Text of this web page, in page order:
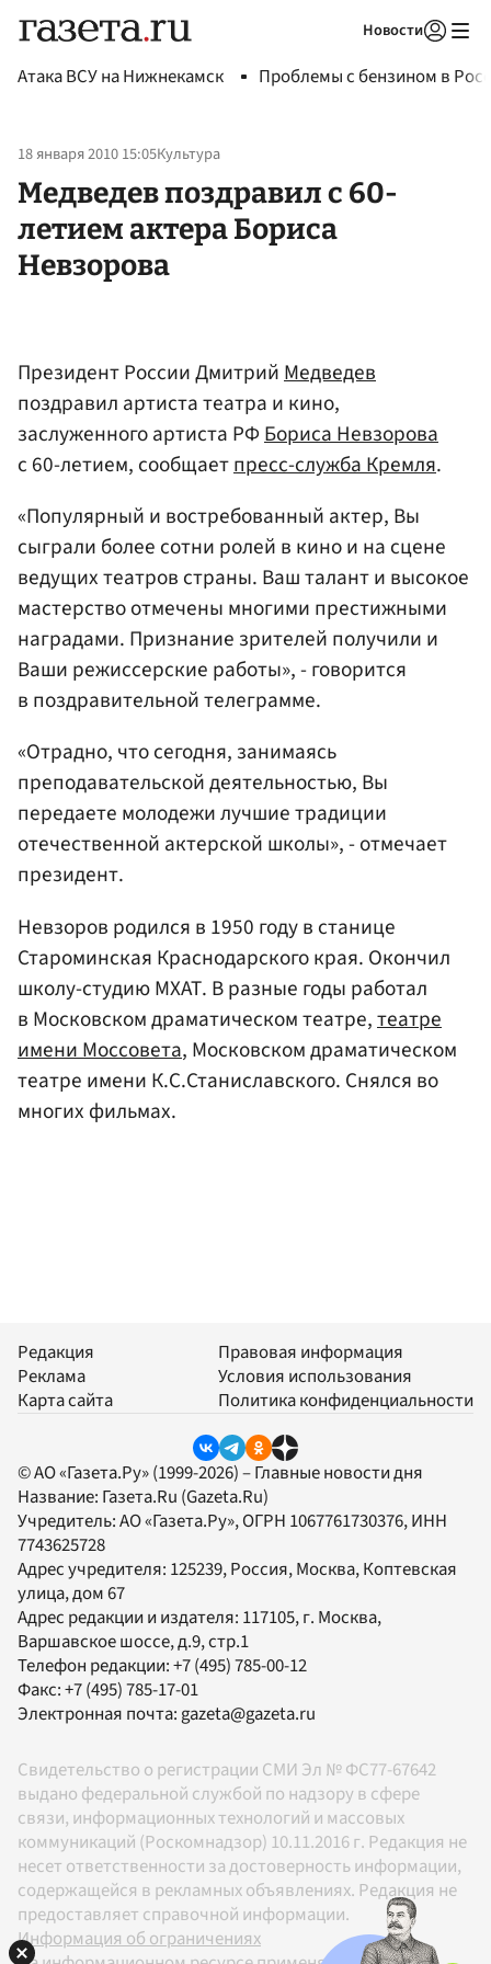
Новости
Атака ВСУ на Нижнекамск Проблемы с бензином в
18 января 2010 15:05Культура
Медведев поздравил с 60-
летием актера Бориса
Невзорова
Президент России ДмитрийМедведев
поздравил артиста театра и кино,
заслуженного артиста РФБориса Невзорова
с 60-летием, сообщаетпресс-служба Кремля.
«Популярный и востребованный актер, Вы
сыграли более сотни ролей в кино и на сцене
ведущих театров страны. Ваш талант и высокое
мастерство отмечены многими престижными
наградами. Признание зрителей получили и
Ваши режиссерские работы», - говорится
в поздравительной телеграмме.
«Отрадно, что сегодня, занимаясь
преподавательской деятельностью, Вы
передаете молодежи лучшие традиции
отечественной актерской школы», - отмечает
президент.
Невзоров родился в 1950 году в станице
Староминская Краснодарского края. Окончил
школу-студию МХАТ. В разные годы работал
в Московском драматическом театре,театре
имени Моссовета, Московском драматическом
театре имени К.С.Станиславского. Снялся во
многих фильмах.
Редакция
Реклама
Карта сайта
Правовая информация
Условия использования
Политика конфиденциальности
© АО «Газета.Ру» (1999-2026) – Главные новости дня
Название: Газета.Ru (Gazeta.Ru)
Учредитель:АО «Газета.Ру», ОГРН 1067761730376, ИНН
7743625728
Адрес учредителя: 125239, Россия, Москва, Коптевская
улица, дом 67
Адрес редакции и издателя: 117105, г. Москва,
Варшавское шоссе, д.9, стр.1
Телефон редакции:+7 (495) 785-00-12
Факс:+7 (495) 785-17-01
Электронная почта:gazeta@gazeta.ru
Свидетельство о регистрации СМИ Эл № ФС77-67642
выдано федеральной службой по надзору в сфере
связи, информационных технологий и массовых
коммуникаций (Роскомнадзор) 10.11.2016 г. Редакция не
несет ответственности за достоверность информации,
содержащейся в рекламных объявлениях. Редакция не
предоставляет справочной информации.
Информация об ограничениях